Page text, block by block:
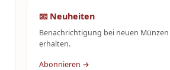
📧 Neuheiten
Benachrichtigung bei neuen Münzen
erhalten.
Abonnieren →